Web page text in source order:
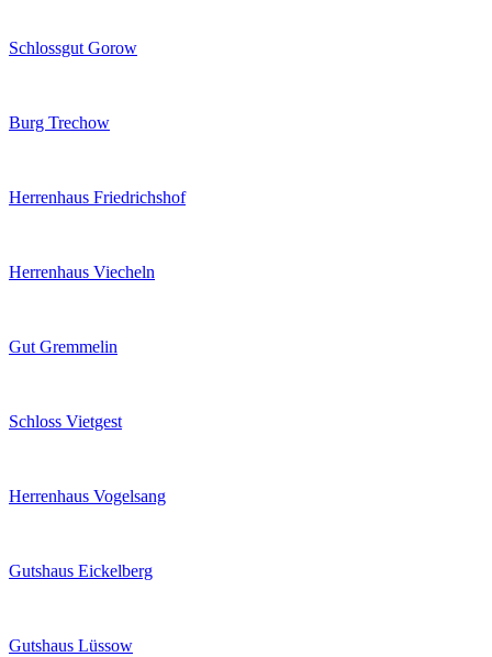
Schlossgut Gorow
Burg Trechow
Herrenhaus Friedrichshof
Herrenhaus Viecheln
Gut Gremmelin
Schloss Vietgest
Herrenhaus Vogelsang
Gutshaus Eickelberg
Gutshaus Lüssow